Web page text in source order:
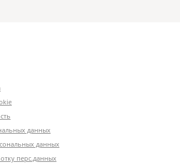
данных
данных
перс.данных